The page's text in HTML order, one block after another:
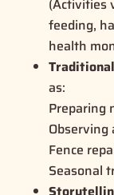
(Activities
feeding,
health
as:
Preparing
Fence
Seasonal